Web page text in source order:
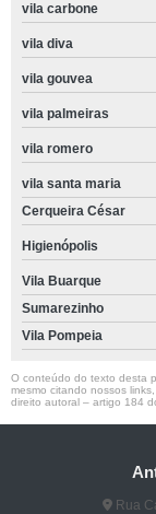
vila carbone
vila diva
vila gouvea
vila palmeiras
vila romero
vila santa maria
Cerqueira César
Higienópolis
Vila Buarque
Sumarezinho
Vila Pompeia
O conteúdo do texto desta
mesmo citando nossos
direito autoral – artigo 184
Rua